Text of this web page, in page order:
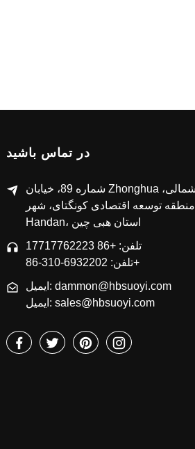
در تماس باشید
شماره 89، خیابان Zhonghua شمالی،
منطقه توسعه اقتصادی کونگتای، شهر
Handan، استان هبی چین
تلفن: +86 17717762223
تلفن: 6932202-310-86+
ایمیل: dammon@hbsuoyi.com
ایمیل: sales@hbsuoyi.com